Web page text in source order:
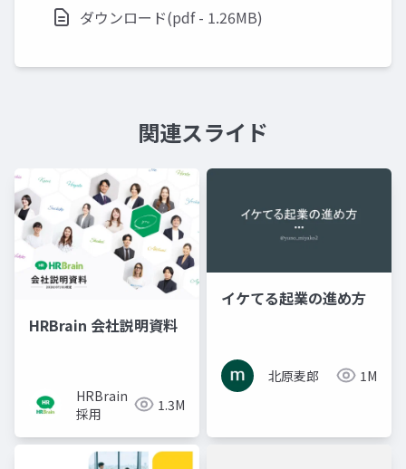
ダウンロード(pdf - 1.26MB)
関連スライド
HRBrain 会社説明資料
HRBrain
採用
1.3M
イケてる起業の進め方
北原麦郎 1M